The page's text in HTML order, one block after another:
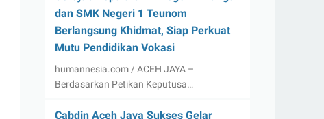
dan SMK Negeri 1 Teunom
Berlangsung Khidmat, Siap Perkuat
Mutu Pendidikan Vokasi
humannesia.com / ACEH JAYA –
Berdasarkan Petikan Keputusa…
Cabdin Aceh Jaya Sukses Gelar